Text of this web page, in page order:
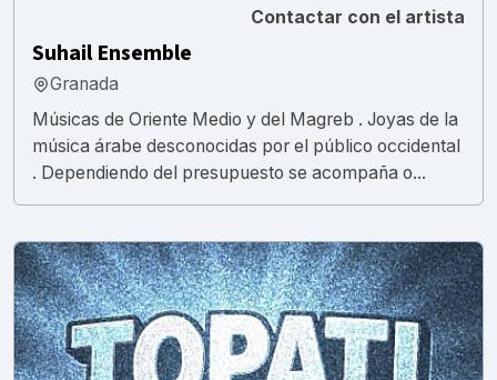
Contactar con el artista
Suhail Ensemble
Granada
Músicas de Oriente Medio y del Magreb . Joyas de la
música árabe desconocidas por el público occidental
. Dependiendo del presupuesto se acompaña o...